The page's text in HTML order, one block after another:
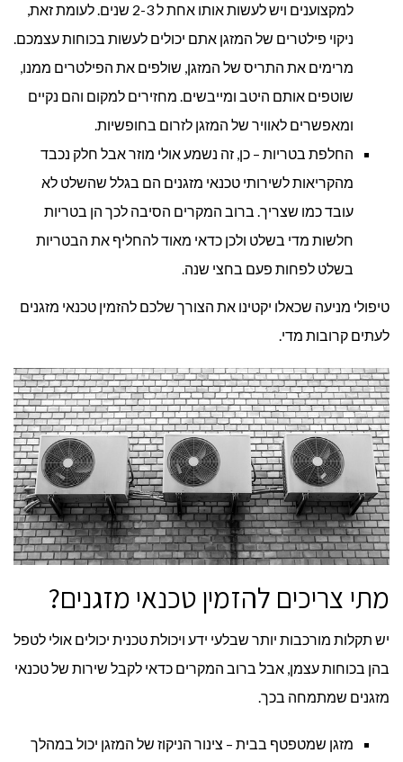
למקצוענים ויש לעשות אותו אחת ל 2-3 שנים. לעומת זאת,
ניקוי פילטרים של המזגן אתם יכולים לעשות בכוחות עצמכם.
מרימים את התריס של המזגן, שולפים את הפילטרים ממנו,
שוטפים אותם היטב ומייבשים. מחזירים למקום והם נקיים
ומאפשרים לאוויר של המזגן לזרום בחופשיות.
החלפת בטריות – כן, זה נשמע אולי מוזר אבל חלק נכבד
מהקריאות לשירותי טכנאי מזגנים הם בגלל שהשלט לא
עובד כמו שצריך. ברוב המקרים הסיבה לכך הן בטריות
חלשות מדי בשלט ולכן כדאי מאוד להחליף את הבטריות
בשלט לפחות פעם בחצי שנה.
טיפולי מניעה שכאלו יקטינו את הצורך שלכם להזמין טכנאי מזגנים
לעתים קרובות מדי.
מתי צריכים להזמין טכנאי מזגנים?
יש תקלות מורכבות יותר שבלעי ידע ויכולת טכנית יכולים אולי לטפל
בהן בכוחות עצמן, אבל ברוב המקרים כדאי לקבל שירות של טכנאי
מזגנים שמתמחה בכך.
מזגן שמטפטף בבית – צינור הניקוז של המזגן יכול במהלך